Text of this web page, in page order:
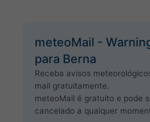
meteoMail -
para Berna
Receba avisos
mail gratuitamente.
meteoMail é gratuito e pode
cancelado a qualquer